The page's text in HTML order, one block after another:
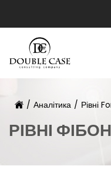
/ Аналітика / Рівні
РІВНІ